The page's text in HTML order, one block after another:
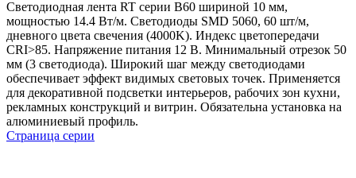
Светодиодная лента RT серии B60 шириной 10 мм,
мощностью 14.4 Вт/м. Светодиоды SMD 5060, 60 шт/м,
дневного цвета свечения (4000K). Индекс цветопередачи
CRI>85. Напряжение питания 12 В. Минимальный отрезок 50
мм (3 светодиода). Широкий шаг между светодиодами
обеспечивает эффект видимых световых точек. Применяется
для декоративной подсветки интерьеров, рабочих зон кухни,
рекламных конструкций и витрин. Обязательна установка на
алюминиевый профиль.
Страница серии